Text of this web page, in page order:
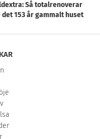
Så totalrenoverar
det 153 år gammalt huset